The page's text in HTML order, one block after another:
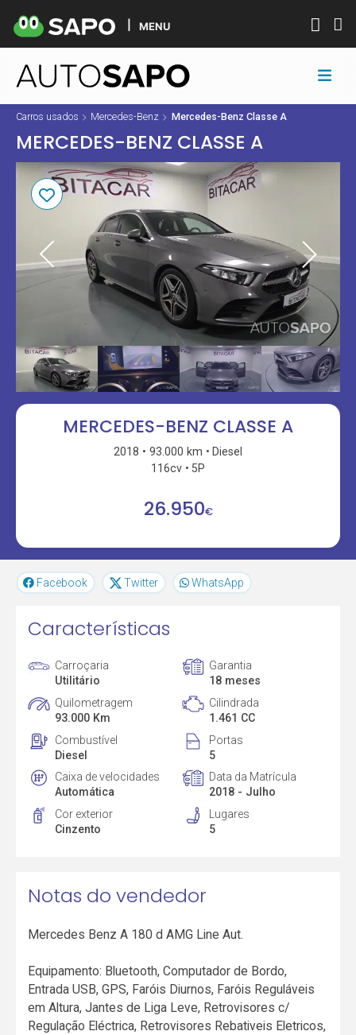
MENU
Carros usados Mercedes-Benz Mercedes-Benz Classe A
MERCEDES-BENZ CLASSE A
MERCEDES-BENZ CLASSE A
2018 93.000 km
Diesel
116cv
5P
26.950€
Facebook Twitter WhatsApp
Características
Carroçaria
Utilitário
Garantia
18 meses
Quilometragem
93.000 Km
Cilindrada
1.461 CC
Combustível
Diesel
Portas
5
Caixa de velocidades
Automática
Data da Matrícula
2018 - Julho
Cor exterior
Cinzento
Lugares
5
Notas do vendedor
Mercedes Benz A 180 d AMG Line Aut.
Equipamento: Bluetooth, Computador de Bordo,
Entrada USB, GPS, Faróis Diurnos, Faróis Reguláveis
em Altura, Jantes de Liga Leve, Retrovisores c/
Regulação Eléctrica, Retrovisores Rebativeis Eletricos,